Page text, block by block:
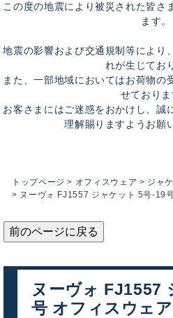
この度の地震により被災された皆さ
ます。
地震の影響および交通規制等により
れが生じてお
また、一部地域においてはお荷物の
せておりま
お客さまにはご迷惑をおかけし、誠
理解賜りますようお願
トップページ オフィスウェア ジャ
ヌーヴォ FJ1557 ジャケット 5号-19
前のページに戻る
ヌーヴォ FJ1557
号 オフィスウェ